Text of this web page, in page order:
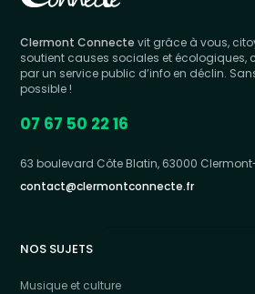
Clermont Connecte vit grâce à vous,
soutient causes sociales et écologiques,
par un service public d’info en déclin.
possible !
07 67 50 22 16
63 boulevard Côte Blatin, 63000
contact@clermontconnecte.fr
NOS SUJETS
Musique et culture